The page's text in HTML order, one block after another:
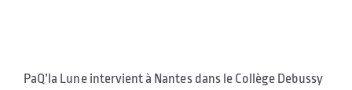
PaQ’la Lune intervient à Nantes dans le Collège Debussy